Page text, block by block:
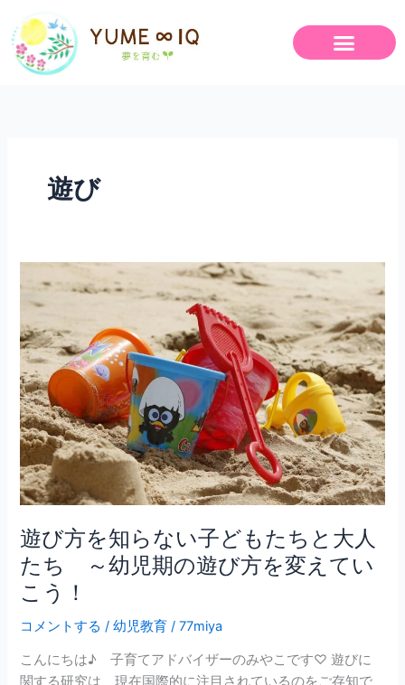
遊び
遊び方を知らない子どもたちと大人
たち ～幼児期の遊び方を変えてい
こう！
コメントする /幼児教育 /77miya
こんにちは♪ 子育てアドバイザーのみやこです♡ 遊びに
関する研究は、現在国際的に注目されているのをご存知で
び
を
知
ら
な
い
子
ど
も
た
ち
と
大
人
た
～